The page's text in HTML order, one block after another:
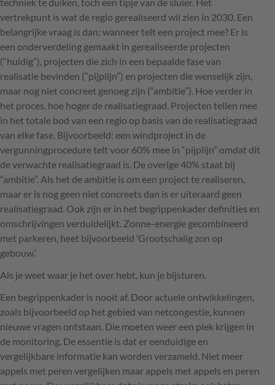
vertrekpunt is wat de regio gerealiseerd wil zien in 2030. Een
belangrijke vraag is dan: wanneer telt een project mee? Er is
een onderverdeling gemaakt in gerealiseerde projecten
(“huidig”), projecten die zich in een bepaalde fase van
realisatie bevinden (“pijplijn”) en projecten die wenselijk zijn,
maar nog niet concreet genoeg zijn (“ambitie”). Hoe verder in
het proces, hoe hoger de realisatiegraad. Projecten tellen mee
in het totale bod van een regio op basis van de realisatiegraad
van elke fase. Bijvoorbeeld: een windproject in de
vergunningprocedure telt voor 60% mee in “pijplijn” omdat dit
de verwachte realisatiegraad is. De overige 40% staat bij
“ambitie”. Als het de ambitie is om een project te realiseren,
maar er is nog geen niet concreets dan is er uiteraard geen
realisatiegraad. Ook zijn er in het begrippenkader definities en
omschrijvingen verduidelijkt. Zonne-energie gecombineerd
met parkeren, heet bijvoorbeeld ‘Grootschalig zon op
gebouw.’
Als je weet waar je het over hebt, kun je bijsturen.
Een begrippenkader is nooit af. Door actuele ontwikkelingen,
zoals bijvoorbeeld op het gebied van netcongestie, kunnen
nieuwe vragen ontstaan. Die moeten weer een plek krijgen in
de monitoring. De essentie is dat er eenduidige en
vergelijkbare informatie kan worden verzameld. Niet meer
appels met peren vergelijken maar appels met appels en peren